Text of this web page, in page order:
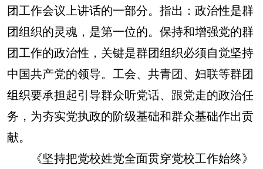
团工作会议上讲话的一部分。指出：政治性是群
团组织的灵魂，是第一位的。保持和增强党的群
团工作的政治性，关键是群团组织必须自觉坚持
中国共产党的领导。工会、共青团、妇联等群团
组织要承担起引导群众听党话、跟党走的政治任
务，为夯实党执政的阶级基础和群众基础作出贡
献。
《坚持把党校姓党全面贯穿党校工作始终》